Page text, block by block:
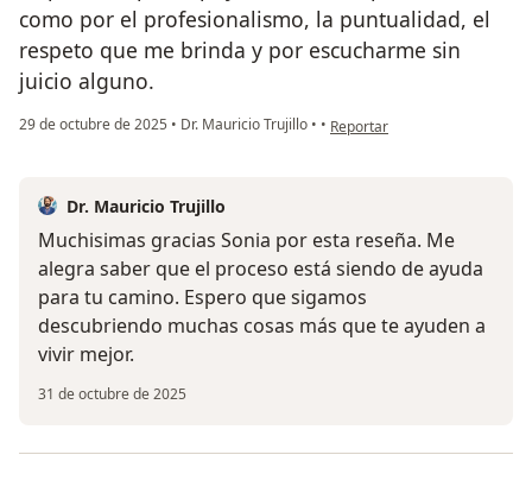
como por el profesionalismo, la puntualidad, el
respeto que me brinda y por escucharme sin
juicio alguno.
29 de octubre de 2025 • Dr. Mauricio Trujillo • • en opinión del usuario Sonia
Reportar
Dr. Mauricio Trujillo
Muchisimas gracias Sonia por esta reseña. Me
alegra saber que el proceso está siendo de ayuda
para tu camino. Espero que sigamos
descubriendo muchas cosas más que te ayuden a
vivir mejor.
31 de octubre de 2025